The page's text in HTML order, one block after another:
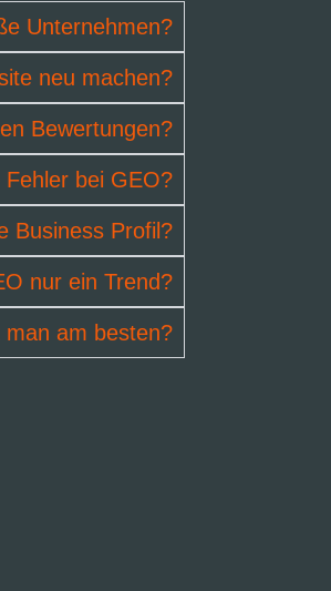
Unternehmen?
neu machen?
Bewertungen?
bei GEO?
Business Profil?
nur ein Trend?
am besten?